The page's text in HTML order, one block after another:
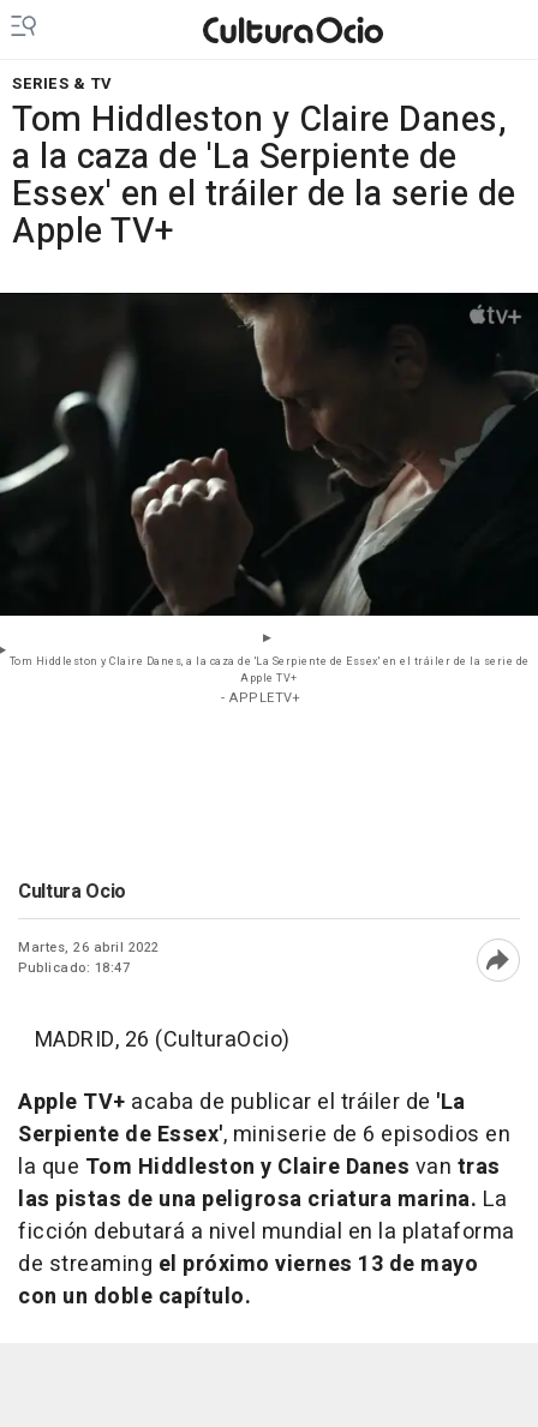
SERIES & TV
Tom Hiddleston y Claire Danes,
a la caza de 'La Serpiente de
Essex' en el tráiler de la serie de
Apple TV+
Tom Hiddleston y Claire Danes, a la caza de 'La Serpiente de Essex' en el tráiler de la serie de
Apple TV+
- APPLETV+
Cultura Ocio
Martes, 26 abril 2022
Publicado: 18:47
MADRID, 26 (CulturaOcio)
Apple TV+ acaba de publicar el tráiler de 'La
Serpiente de Essex', miniserie de 6 episodios en
la que Tom Hiddleston y Claire Danes van tras
las pistas de una peligrosa criatura marina. La
ficción debutará a nivel mundial en la plataforma
de streaming el próximo viernes 13 de mayo
con un doble capítulo.